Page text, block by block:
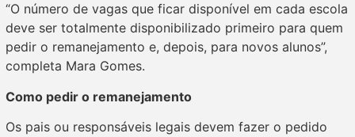
“O número de vagas que ficar disponível em cada escola
deve ser totalmente disponibilizado primeiro para quem
pedir o remanejamento e, depois, para novos alunos”,
completa Mara Gomes.
Como pedir o remanejamento
Os pais ou responsáveis legais devem fazer o pedido